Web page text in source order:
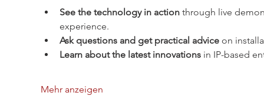
See the technology in action through live
experience.
Ask questions and get practical advice on
Learn about the latest innovations in IP-based
Mehr anzeigen